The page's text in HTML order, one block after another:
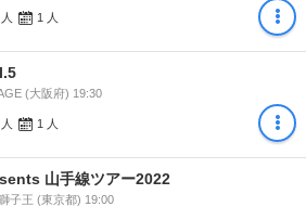
人 1 人
(大阪府) 19:30
人 1 人
山手線ツアー2022
子王 (東京都) 19:00